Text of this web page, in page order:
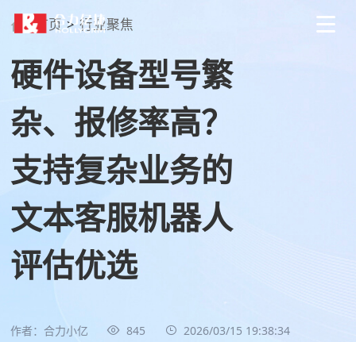
首页 > 行业聚焦
硬件设备型号繁
杂、报修率高？
支持复杂业务的
文本客服机器人
评估优选
作者：合力小亿 845 2026/03/15 19:38:34